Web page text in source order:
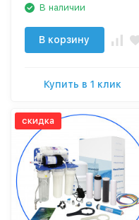
В наличии
В корзину
Купить в 1 клик
скидка